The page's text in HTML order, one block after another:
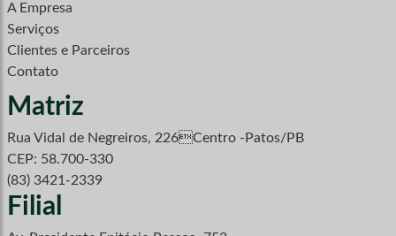
A Empresa
Serviços
Clientes e Parceiros
Contato
Matriz
Rua Vidal de Negreiros, 226Centro -Patos/PB
CEP: 58.700-330
(83) 3421-2339
Filial